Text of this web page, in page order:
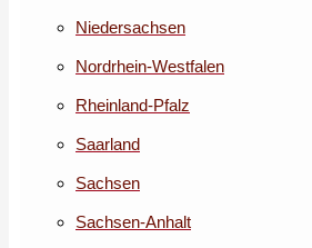
Niedersachsen
Nordrhein-Westfalen
Rheinland-Pfalz
Saarland
Sachsen
Sachsen-Anhalt